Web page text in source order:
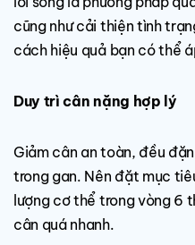
cũng như cải thiện tình
cách hiệu quả bạn có thể
Duy trì cân nặng hợp lý
Giảm cân an toàn, đều
trong gan. Nên đặt mục
lượng cơ thể trong vòng 6
cân quá nhanh.